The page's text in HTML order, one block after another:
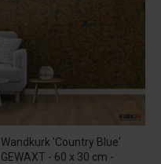
Wandkurk 'Country Blue'
GEWAXT - 60 x 30 cm -